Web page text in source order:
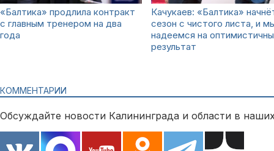
«Балтика» продлила контракт
с главным тренером на два
года
Качукаев: «Балтика»
сезон с чистого листа, и
надеемся на
результат
КОММЕНТАРИИ
Обсуждайте новости Калининграда и области в